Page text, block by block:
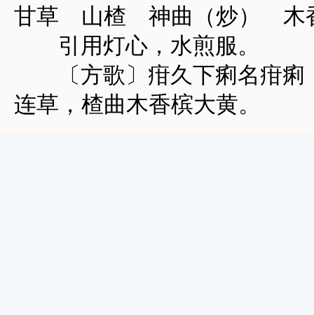
甘草 山楂 神曲（炒） 木
引用灯心，水煎服。
〔方歌〕疳久下痢名疳痢
连草，楂曲木香槟大黄。